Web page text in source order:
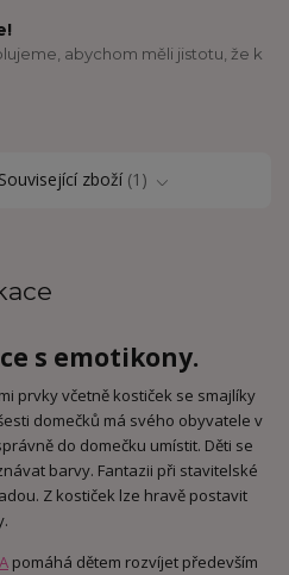
abychom měli jistotu, že k
Související zboží 1
s emotikony.
prvky včetně kostiček se smajlíky
domečků má svého obyvatele v
do domečku umístit. Děti se
barvy. Fantazii při stavitelské
Z kostiček lze hravě postavit
pomáhá dětem rozvíjet především